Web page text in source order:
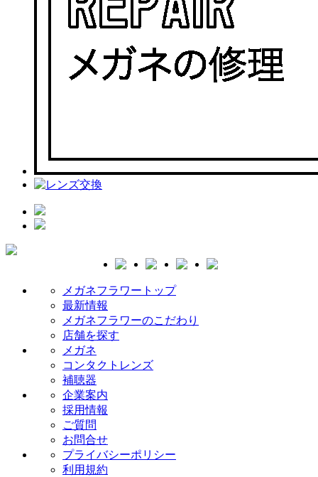
メガネフラワートップ
最新情報
メガネフラワーのこだわり
店舗を探す
メガネ
コンタクトレンズ
補聴器
企業案内
採用情報
ご質問
お問合せ
プライバシーポリシー
利用規約